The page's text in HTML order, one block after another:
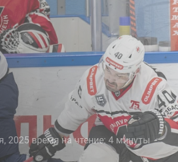
2025 время на чтение: 4 минуты